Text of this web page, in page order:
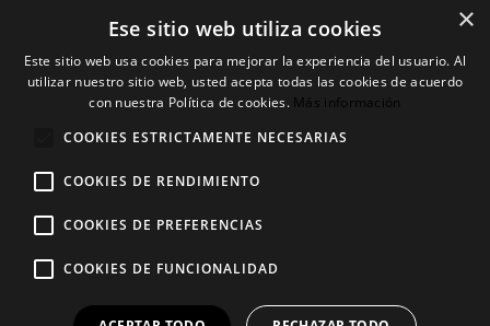
Aviso Legal
×
Ese sitio web utiliza cookies
Este sitio web usa cookies para mejorar la experiencia del usuario. Al
utilizar nuestro sitio web, usted acepta todas las cookies de acuerdo
con nuestra Política de cookies. Más información
COOKIES ESTRICTAMENTE NECESARIAS
COOKIES DE RENDIMIENTO
COOKIES DE PREFERENCIAS
COOKIES DE FUNCIONALIDAD